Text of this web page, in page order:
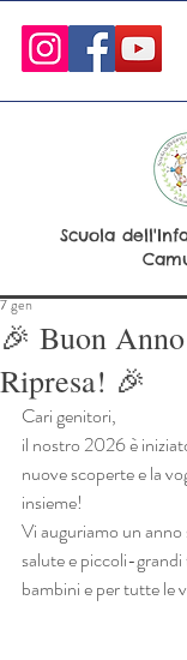
Scuola
🎉 Buon
Ripresa! 🎉
7 gen
Cari genitori,
il nostro 2026 è
nuove scoperte e la
insieme!
Vi auguriamo un
salute e piccoli-
bambini e per tutte le